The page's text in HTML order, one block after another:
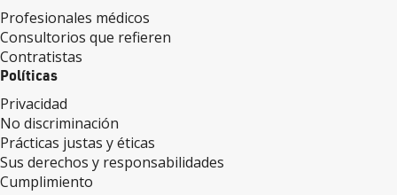
Profesionales médicos
Consultorios que refieren
Contratistas
Políticas
Privacidad
No discriminación
Prácticas justas y éticas
Sus derechos y responsabilidades
Cumplimiento